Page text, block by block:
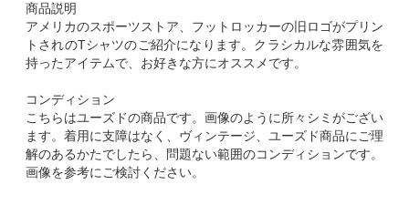
商品説明
アメリカのスポーツストア、フットロッカーの旧ロゴがプリン
トされのTシャツのご紹介になります。クラシカルな雰囲気を
持ったアイテムで、お好きな方にオススメです。
コンディション
こちらはユーズドの商品です。画像のように所々シミがござい
ます。着用に支障はなく、ヴィンテージ、ユーズド商品にご理
解のあるかたでしたら、問題ない範囲のコンディションです。
画像を参考にご検討ください。